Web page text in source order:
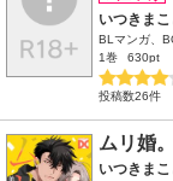
いつきまこ
BLマンガ、
1巻
630pt
投稿数26件
ムリ婚
いつきまこ